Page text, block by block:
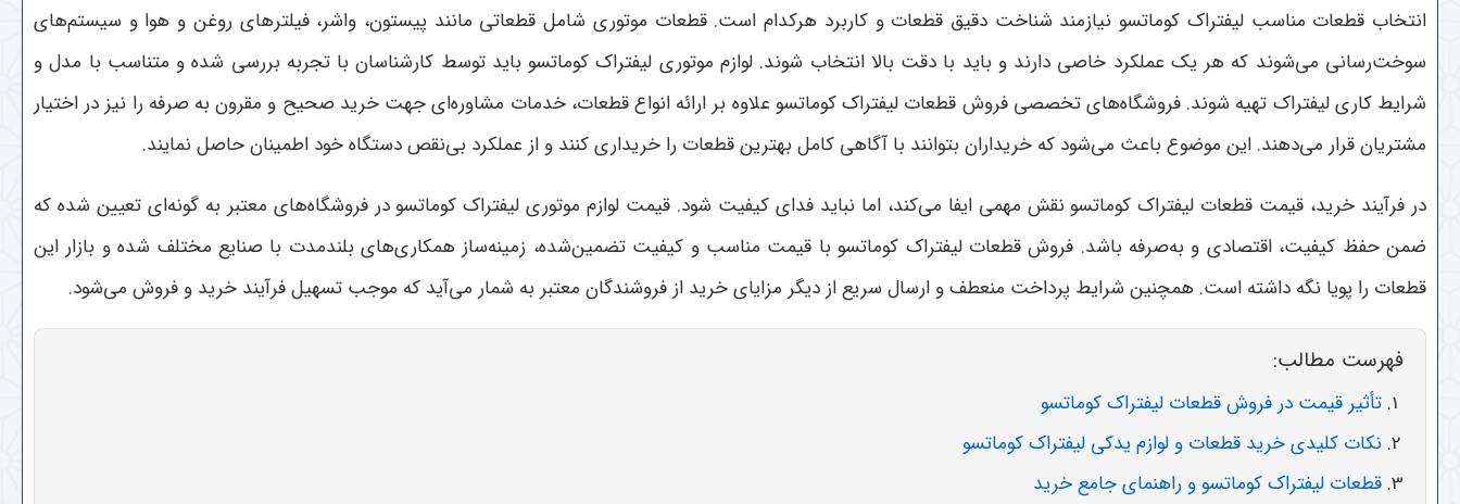
انتخاب قطعات مناسب لیفتراک کوماتسو نیازمند شناخت دقیق قطعات و کاربرد هرکدام است. قطعات موتوری شامل قطعاتی مانند پیستون، واشر، فیلترهای روغن و هوا و سیستم‌های
سوخت‌رسانی می‌شوند که هر یک عملکرد خاصی دارند و باید با دقت بالا انتخاب شوند. لوازم موتوری لیفتراک کوماتسو باید توسط کارشناسان با تجربه بررسی شده و متناسب با مدل و
شرایط کاری لیفتراک تهیه شوند. فروشگاه‌های تخصصی فروش قطعات لیفتراک کوماتسو علاوه بر ارائه انواع قطعات، خدمات مشاوره‌ای جهت خرید صحیح و مقرون به صرفه را نیز در اختیار
مشتریان قرار می‌دهند. این موضوع باعث می‌شود که خریداران بتوانند با آگاهی کامل بهترین قطعات را خریداری کنند و از عملکرد بی‌نقص دستگاه خود اطمینان حاصل نمایند.
در فرآیند خرید، قیمت قطعات لیفتراک کوماتسو نقش مهمی ایفا می‌کند، اما نباید فدای کیفیت شود. قیمت لوازم موتوری لیفتراک کوماتسو در فروشگاه‌های معتبر به گونه‌ای تعیین شده که
ضمن حفظ کیفیت، اقتصادی و به‌صرفه باشد. فروش قطعات لیفتراک کوماتسو با قیمت مناسب و کیفیت تضمین‌شده، زمینه‌ساز همکاری‌های بلندمدت با صنایع مختلف شده و بازار این
قطعات را پویا نگه داشته است. همچنین شرایط پرداخت منعطف و ارسال سریع از دیگر مزایای خرید از فروشندگان معتبر به شمار می‌آید که موجب تسهیل فرآیند خرید و فروش می‌شود.
فهرست مطالب:
تأثیر قیمت در فروش قطعات لیفتراک کوماتسو
نکات کلیدی خرید قطعات و لوازم یدکی لیفتراک کوماتسو
قطعات لیفتراک کوماتسو و راهنمای جامع خرید